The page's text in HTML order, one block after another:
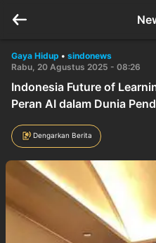
Gaya Hidup • sindonews
Rabu, 20 Agustus 2025 - 08:26
Indonesia Future of
Peran AI dalam Dunia
Dengarkan Berita